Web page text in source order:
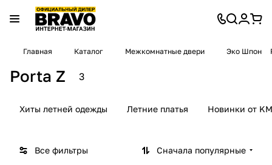
Главная Каталог Межкомнатные двери Эко Шпон
Porta Z 3
Хиты летней одежды Летние платья Новинки от
Все фильтры Сначала популярные